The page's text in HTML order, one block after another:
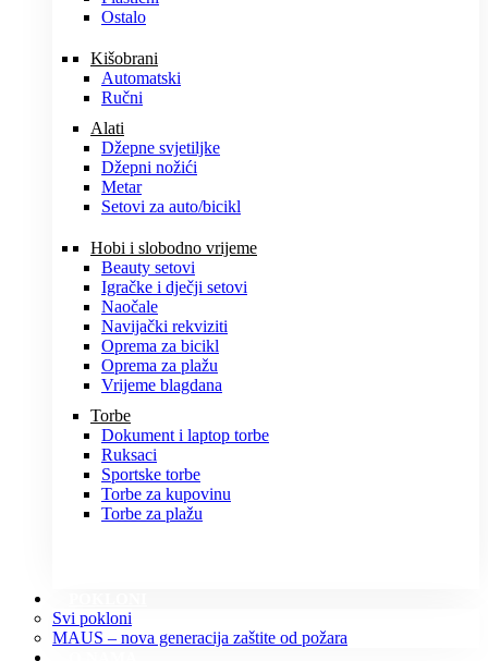
Ostalo
Kišobrani
Automatski
Ručni
Alati
Džepne svjetiljke
Džepni nožići
Metar
Setovi za auto/bicikl
Hobi i slobodno vrijeme
Beauty setovi
Igračke i dječji setovi
Naočale
Navijački rekviziti
Oprema za bicikl
Oprema za plažu
Vrijeme blagdana
Torbe
Dokument i laptop torbe
Ruksaci
Sportske torbe
Torbe za kupovinu
Torbe za plažu
Svi pokloni
MAUS – nova generacija zaštite od požara